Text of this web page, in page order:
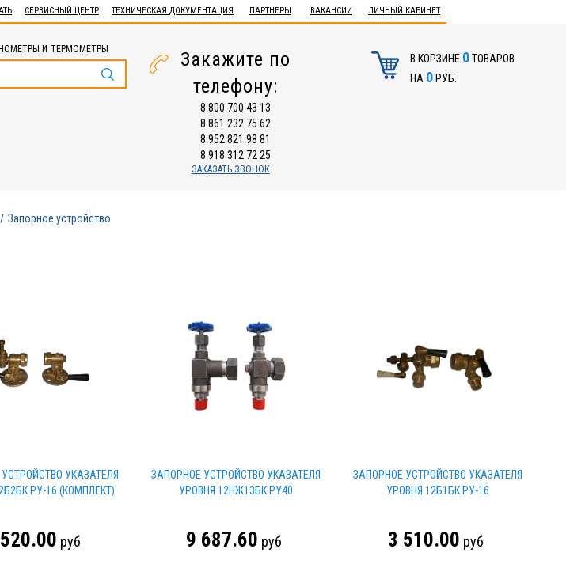
СЕРВИСНЫЙ ЦЕНТР ТЕХНИЧЕСКАЯ ДОКУМЕНТАЦИЯ ПАРТНЕРЫ ВАКАНСИИ ЛИЧНЫЙ КАБИНЕТ
И ТЕРМОМЕТРЫ
Закажите по
телефону:
8 800 700 43 13
8 861 232 75 62
8 952 821 98 81
8 918 312 72 25
ЗАКАЗАТЬ ЗВОНОК
В КОРЗИНЕ 0ТОВАРОВ
НА 0РУБ.
Запорное устройство
УКАЗАТЕЛЯ
РУ-16 (КОМПЛЕКТ)
руб
ЗАПОРНОЕ УСТРОЙСТВО УКАЗАТЕЛЯ
УРОВНЯ 12НЖ13БК РУ40
9 687.60 руб
ЗАПОРНОЕ УСТРОЙСТВО УКАЗАТЕЛЯ
УРОВНЯ 12Б1БК РУ-16
3 510.00 руб